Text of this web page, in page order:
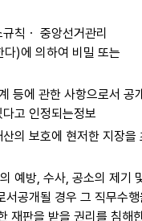
칙ㆍ 중앙선거관리
)에 의하여 비밀 또는
등에 관한 사항으로서 공
고 인정되는정보
의 보호에 현저한 지장을
예방, 수사, 공소의 제기
공개될 경우 그 직무수
재판을 받을 권리를 침해